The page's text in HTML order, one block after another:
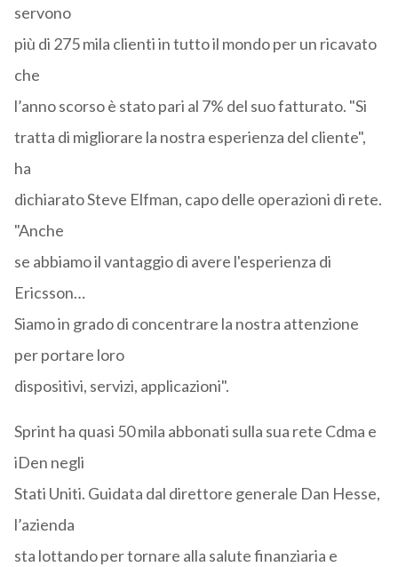
servono
più di 275 mila clienti in tutto il mondo per un ricavato
che
l’anno scorso è stato pari al 7% del suo fatturato. "Si
tratta di migliorare la nostra esperienza del cliente",
ha
dichiarato Steve Elfman, capo delle operazioni di rete.
"Anche
se abbiamo il vantaggio di avere l'esperienza di
Ericsson…
Siamo in grado di concentrare la nostra attenzione
per portare loro
dispositivi, servizi, applicazioni".
Sprint ha quasi 50 mila abbonati sulla sua rete Cdma e
iDen negli
Stati Uniti. Guidata dal direttore generale Dan Hesse,
l’azienda
sta lottando per tornare alla salute finanziaria e